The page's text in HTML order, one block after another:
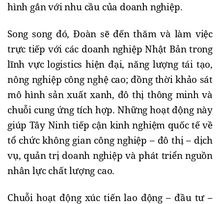
hình gắn với nhu cầu của doanh nghiệp.
Song song đó, Đoàn sẽ đến thăm và làm việc
trực tiếp với các doanh nghiệp Nhật Bản trong
lĩnh vực logistics hiện đại, năng lượng tái tạo,
nông nghiệp công nghệ cao; đồng thời khảo sát
mô hình sản xuất xanh, đô thị thông minh và
chuỗi cung ứng tích hợp. Những hoạt động này
giúp Tây Ninh tiếp cận kinh nghiệm quốc tế về
tổ chức không gian công nghiệp – đô thị – dịch
vụ, quản trị doanh nghiệp và phát triển nguồn
nhân lực chất lượng cao.
Chuỗi hoạt động xúc tiến lao động – đầu tư –